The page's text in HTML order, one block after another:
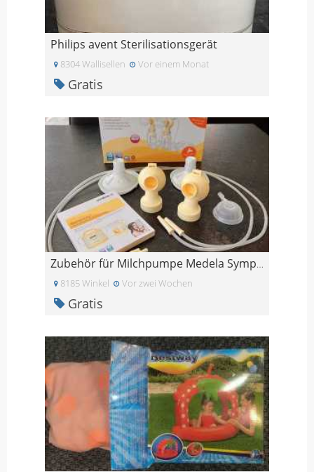
Philips avent Sterilisationsgerät
8304 Wallisellen Vor einem Monat
Gratis
Zubehör für Milchpumpe Medela Symphony
8185 Winkel Vor zwei Wochen
Gratis